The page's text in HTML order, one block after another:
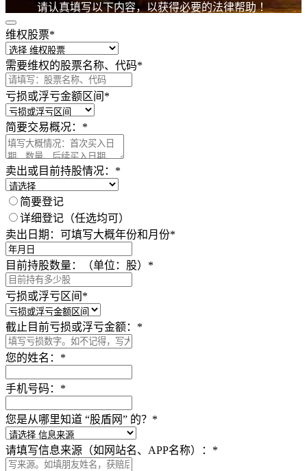
请认真填写以下内容，以获得必要的法律帮助 ！
维权股票*
需要维权的股票名称、代码*
亏损或浮亏金额区间 *
简要交易概况： *
卖出或目前持股情况： *
简要登记
详细登记（任选均可）
卖出日期：可填写大概年份和月份*
目前持股数量：（单位：股） *
亏损或浮亏区间 *
截止目前亏损或浮亏金额： *
您的姓名： *
手机号码： *
您是从哪里知道 “股盾网” 的？ *
请填写信息来源（如网站名、APP名称）： *